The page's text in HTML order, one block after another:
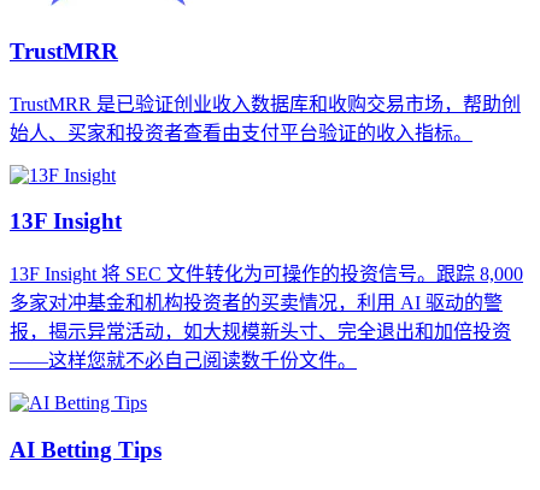
TrustMRR
TrustMRR 是已验证创业收入数据库和收购交易市场，帮助创
始人、买家和投资者查看由支付平台验证的收入指标。
13F Insight
13F Insight 将 SEC 文件转化为可操作的投资信号。跟踪 8,000
多家对冲基金和机构投资者的买卖情况，利用 AI 驱动的警
报，揭示异常活动，如大规模新头寸、完全退出和加倍投资
——这样您就不必自己阅读数千份文件。
AI Betting Tips